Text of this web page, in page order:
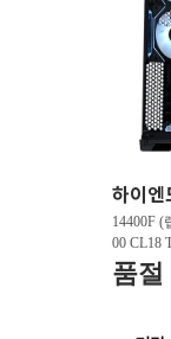
14400F
00 CL18
스 RTX
품절